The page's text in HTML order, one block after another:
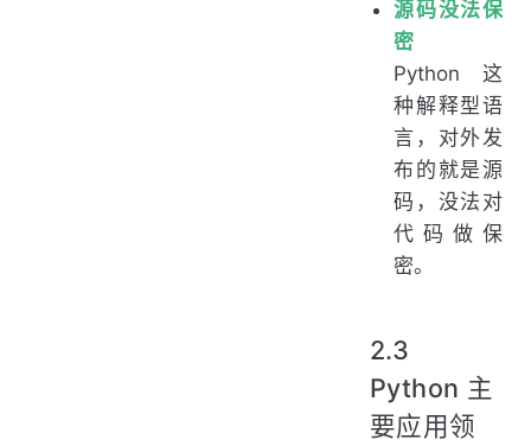
源码没法保
密
Python 这
种解释型语
言，对外发
布的就是源
码，没法对
代码做保
密。
2.3
Python 主
要应用领